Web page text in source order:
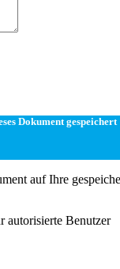
Dokument gespeichert
auf Ihre
autorisierte Benutzer